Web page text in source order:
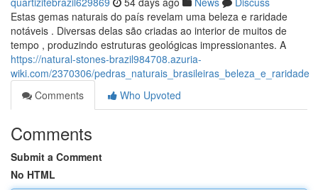
Estas gemas naturais do país revelam uma beleza e raridade
notáveis . Diversas delas são criadas ao interior de muitos de
tempo , produzindo estruturas geológicas impressionantes. A
https://natural-stones-brazil984708.azuria-
wiki.com/2370306/pedras_naturais_brasileiras_beleza_e_raridade
Comments
Who Upvoted
Comments
Submit a Comment
No HTML